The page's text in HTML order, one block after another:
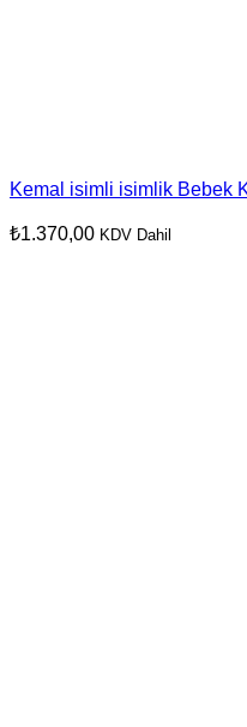
Kemal isimli isimlik Bebek
₺1.370,00 KDV Dahil